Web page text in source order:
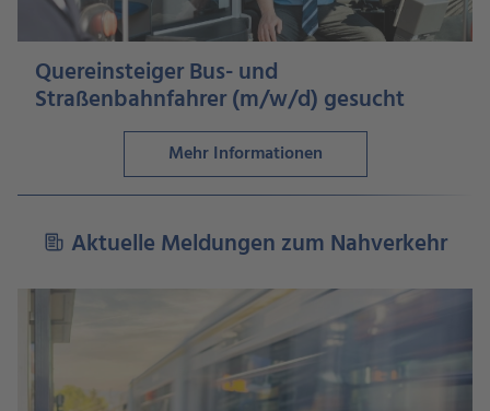
Quereinsteiger Bus- und
Straßenbahnfahrer (m/w/d) gesucht
Mehr Informationen
Aktuelle Meldungen zum Nahverkehr